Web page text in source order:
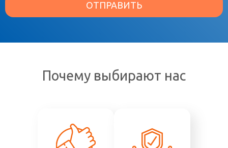
ОТПРАВИТЬ
Почему выбирают нас